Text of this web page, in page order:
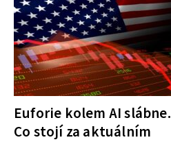
Euforie kolem AI slábne.
Co stojí za aktuálním